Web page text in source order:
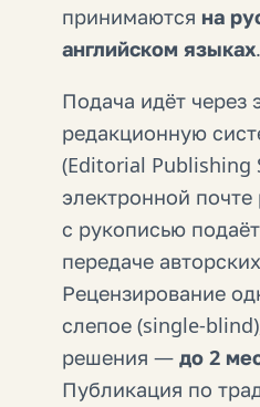
принимаются на
английском языках.
Подача идёт через
редакционную
(Editorial Publishing
электронной
с рукописью
передаче
Рецензирование
слепое (single-
решения — до 2
Публикация по